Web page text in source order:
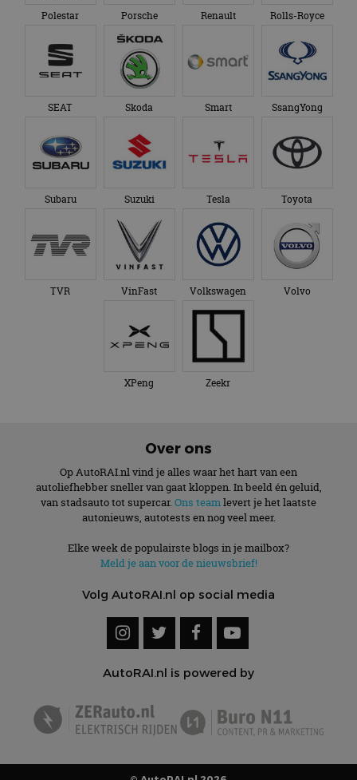
Polestar Porsche Renault Rolls-Royce
SEAT Skoda Smart SsangYong
Subaru Suzuki Tesla Toyota
TVR VinFast Volkswagen Volvo
XPeng Zeekr
Over ons
Op AutoRAI.nl vind je alles waar het hart van een
autoliefhebber sneller van gaat kloppen. In beeld én geluid,
van stadsauto tot supercar. Ons teamlevert je het laatste
autonieuws, autotests en nog veel meer.
Elke week de populairste blogs in je mailbox?
Meld je aan voor de nieuwsbrief!
Volg AutoRAI.nl op social media
AutoRAI.nl is powered by